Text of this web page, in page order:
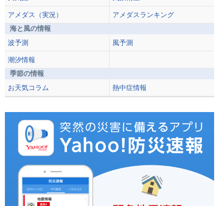
アメダス（実況）
アメダスランキング
海と風の情報
波予測
風予測
潮汐情報
季節の情報
お天気コラム
熱中症情報